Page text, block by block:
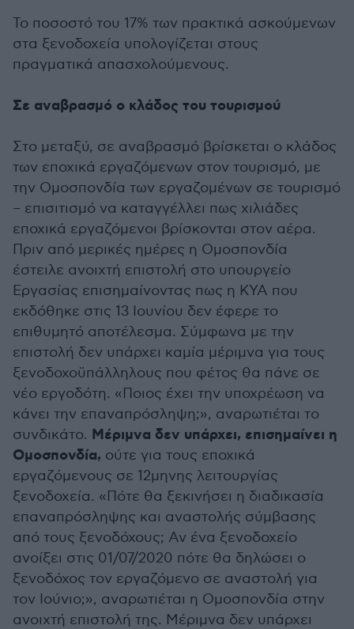
Το ποσοστό του 17% των πρακτικά ασκούμενων
στα ξενοδοχεία υπολογίζεται στους
πραγματικά απασχολούμενους.
Σε αναβρασμό ο κλάδος του τουρισμού
Στο μεταξύ, σε αναβρασμό βρίσκεται ο κλάδος
των εποχικά εργαζόμενων στον τουρισμό, με
την Ομοσπονδία των εργαζομένων σε τουρισμό
– επισιτισμό να καταγγέλλει πως χιλιάδες
εποχικά εργαζόμενοι βρίσκονται στον αέρα.
Πριν από μερικές ημέρες η Ομοσπονδία
έστειλε ανοιχτή επιστολή στο υπουργείο
Εργασίας επισημαίνοντας πως η ΚΥΑ που
εκδόθηκε στις 13 Ιουνίου δεν έφερε το
επιθυμητό αποτέλεσμα. Σύμφωνα με την
επιστολή δεν υπάρχει καμία μέριμνα για τους
ξενοδοχοϋπάλληλους που φέτος θα πάνε σε
νέο εργοδότη. «Ποιος έχει την υποχρέωση να
κάνει την επαναπρόσληψη;», αναρωτιέται το
συνδικάτο. Μέριμνα δεν υπάρχει, επισημαίνει η
Ομοσπονδία, ούτε για τους εποχικά
εργαζόμενους σε 12μηνης λειτουργίας
ξενοδοχεία. «Πότε θα ξεκινήσει η διαδικασία
επαναπρόσληψης και αναστολής σύμβασης
από τους ξενοδόχους; Αν ένα ξενοδοχείο
ανοίξει στις 01/07/2020 πότε θα δηλώσει ο
ξενοδόχος τον εργαζόμενο σε αναστολή για
τον Ιούνιο;», αναρωτιέται η Ομοσπονδία στην
ανοιχτή επιστολή της. Μέριμνα δεν υπάρχει